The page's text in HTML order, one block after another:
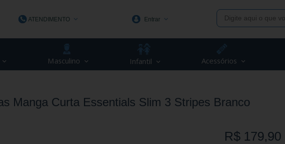
ATENDIMENTO
(48) 3623-1991
Entrar
Masculino Infantil Acessórios
Manga Curta Essentials Slim 3 Stripes Branco
R$ 179,90